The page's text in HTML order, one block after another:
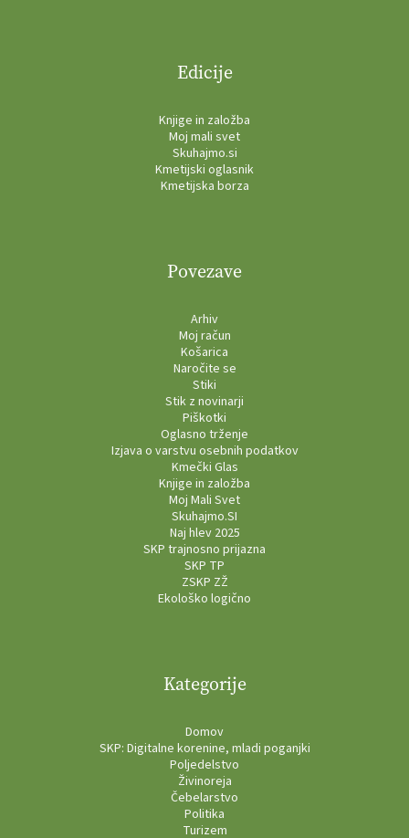
Edicije
Knjige in založba
Moj mali svet
Skuhajmo.si
Kmetijski oglasnik
Kmetijska borza
Povezave
Arhiv
Moj račun
Košarica
Naročite se
Stiki
Stik z novinarji
Piškotki
Oglasno trženje
Izjava o varstvu osebnih podatkov
Kmečki Glas
Knjige in založba
Moj Mali Svet
Skuhajmo.SI
Naj hlev 2025
SKP trajnosno prijazna
SKP TP
ZSKP ZŽ
Ekološko logično
Kategorije
Domov
SKP: Digitalne korenine, mladi poganjki
Poljedelstvo
Živinoreja
Čebelarstvo
Politika
Turizem